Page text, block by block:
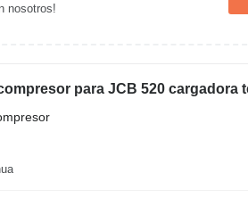
nosotros!
para JCB 520 cargadora